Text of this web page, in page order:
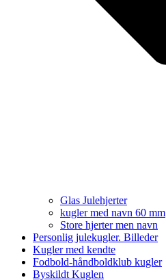
Glas Julehjerter
kugler med navn 60 mm
Store hjerter men navn
Personlig julekugler. Billeder
Kugler med kendte
Fodbold-håndboldklub kugler
Byskildt Kuglen